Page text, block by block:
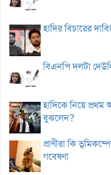
হাদির বিচারের
বিএনপি দলটা
হাদিকে নিয়ে
বুঝলেন?
প্রাণীরা কি
গবেষণা